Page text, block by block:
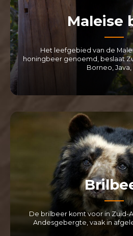
Maleise
Het leefgebied van de
honingbeer genoemd, beslaat
Borneo, Java,
LEES
De brilbeer komt voor in Zuid-
Andesgebergte, vaak in